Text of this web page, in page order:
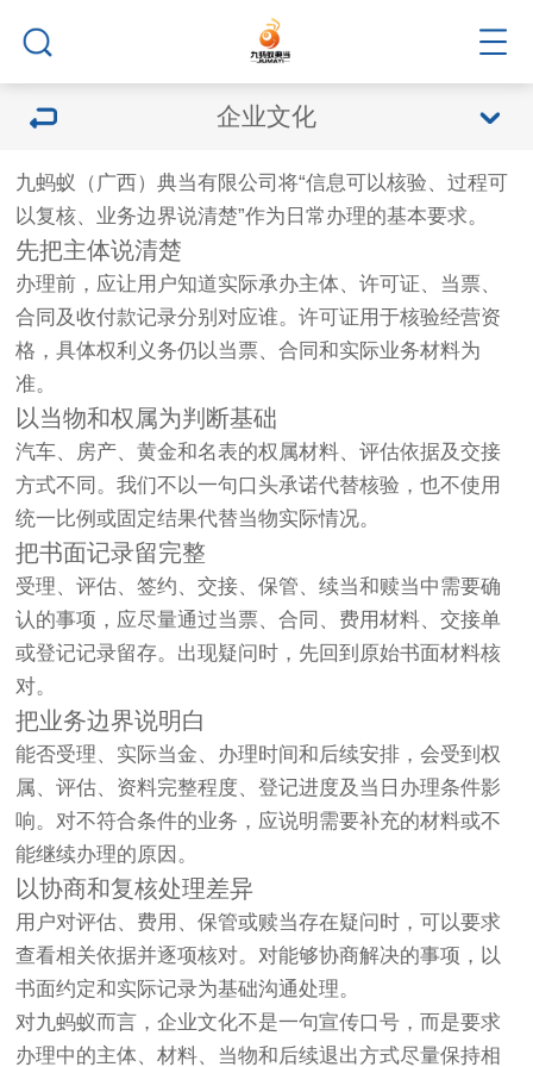
企业文化
九蚂蚁（广西）典当有限公司将“信息可以核验、过程可
以复核、业务边界说清楚”作为日常办理的基本要求。
先把主体说清楚
办理前，应让用户知道实际承办主体、许可证、当票、
合同及收付款记录分别对应谁。许可证用于核验经营资
格，具体权利义务仍以当票、合同和实际业务材料为
准。
以当物和权属为判断基础
汽车、房产、黄金和名表的权属材料、评估依据及交接
方式不同。我们不以一句口头承诺代替核验，也不使用
统一比例或固定结果代替当物实际情况。
把书面记录留完整
受理、评估、签约、交接、保管、续当和赎当中需要确
认的事项，应尽量通过当票、合同、费用材料、交接单
或登记记录留存。出现疑问时，先回到原始书面材料核
对。
把业务边界说明白
能否受理、实际当金、办理时间和后续安排，会受到权
属、评估、资料完整程度、登记进度及当日办理条件影
响。对不符合条件的业务，应说明需要补充的材料或不
能继续办理的原因。
以协商和复核处理差异
用户对评估、费用、保管或赎当存在疑问时，可以要求
查看相关依据并逐项核对。对能够协商解决的事项，以
书面约定和实际记录为基础沟通处理。
对九蚂蚁而言，企业文化不是一句宣传口号，而是要求
办理中的主体、材料、当物和后续退出方式尽量保持相